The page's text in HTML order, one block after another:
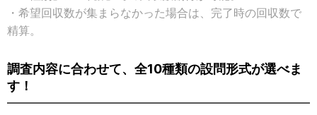
・希望回収数が集まらなかった場合は、完了時の回収数で
精算。
調査内容に合わせて、全10種類の設問形式が選べま
す！